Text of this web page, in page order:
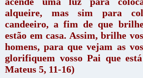
alqueire, mas sim para
candeeiro, a fim de que
estão em casa. Assim, brilhe
homens, para que vejam as
glorifiquem vosso Pai que
Mateus 5, 11-16)